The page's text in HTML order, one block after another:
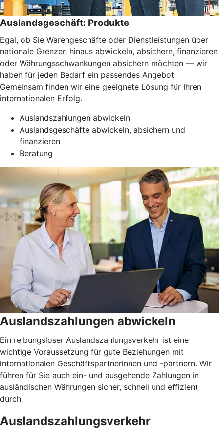
Auslandsgeschäft: Produkte
Egal, ob Sie Warengeschäfte oder Dienstleistungen über
nationale Grenzen hinaus abwickeln, absichern, finanzieren
oder Währungsschwankungen absichern möchten — wir
haben für jeden Bedarf ein passendes Angebot.
Gemeinsam finden wir eine geeignete Lösung für Ihren
internationalen Erfolg.
Auslandszahlungen abwickeln
Auslandsgeschäfte abwickeln, absichern und
finanzieren
Beratung
Auslandszahlungen abwickeln
Ein reibungsloser Auslandszahlungsverkehr ist eine
wichtige Voraussetzung für gute Beziehungen mit
internationalen Geschäftspartnerinnen und -partnern. Wir
führen für Sie auch ein- und ausgehende Zahlungen in
ausländischen Währungen sicher, schnell und effizient
durch.
Auslandszahlungsverkehr